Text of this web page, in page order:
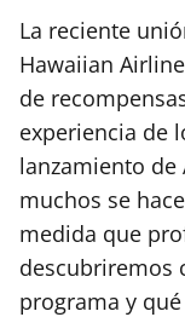
La reciente
Hawaiian
de
experiencia de
lanzamiento de
muchos se
medida que
descubriremos
programa y